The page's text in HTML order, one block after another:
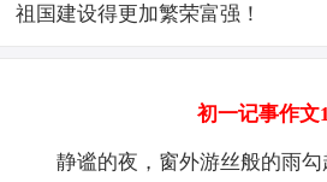
祖国建设得更加繁荣富强！
初一记事作文
静谧的夜，窗外游丝般的雨勾